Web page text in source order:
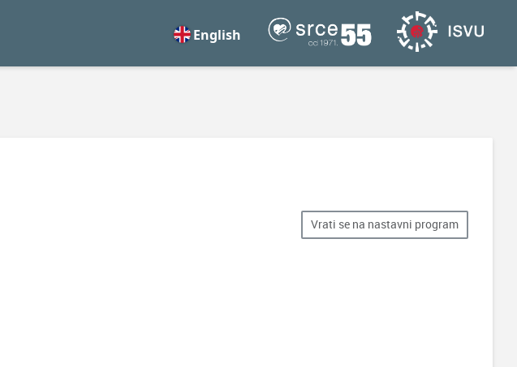
English
Vrati se na nastavni program